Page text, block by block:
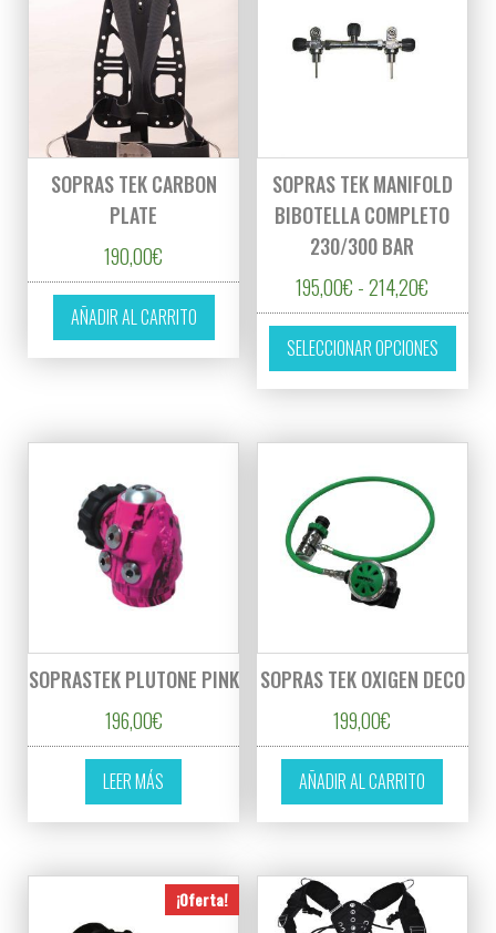
SOPRAS TEK CARBON
PLATE
190,00€
AÑADIR AL CARRITO
SOPRAS TEK MANIFOLD
BIBOTELLA COMPLETO
230/300 BAR
195,00€ - 214,20€
SELECCIONAR OPCIONES
Este
SOPRASTEK PLUTONE PINK
196,00€
LEER MÁS
SOPRAS TEK OXIGEN DECO
199,00€
AÑADIR AL CARRITO
¡Oferta!